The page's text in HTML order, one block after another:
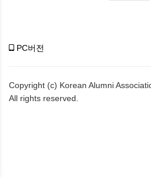
PC버전
Copyright (c) Korean Alumni
All rights reserved.